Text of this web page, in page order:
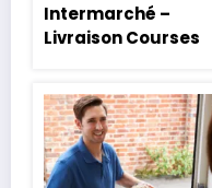
Intermarché –
Livraison Courses